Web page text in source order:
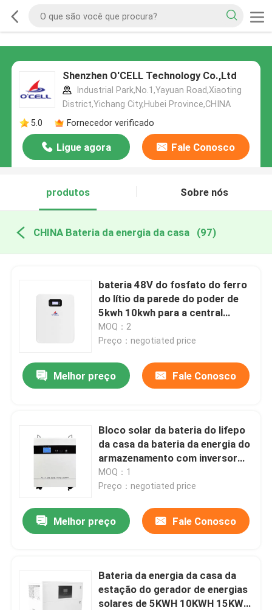
Shenzhen O'CELL Technology Co.,Ltd
Industrial Park,No.1,Yayuan Road,Xiaoting
District,Yichang City,Hubei Province,CHINA
5.0
Fornecedor verificado
Ligue agora Fale Conosco
produtos Sobre nós
CHINA Bateria da energia da casa (97)
bateria 48V do fosfato do ferro
do lítio da parede do poder de
5kwh 10kwh para a central
elétrica da casa
MOQ：2
Preço：negotiated price
Melhor preço Fale Conosco
Bloco solar da bateria do lifepo
da casa da bateria da energia do
armazenamento com inversor
incorporado e bateria
MOQ：1
Preço：negotiated price
Melhor preço Fale Conosco
Bateria da energia da casa da
estação do gerador de energias
solares de 5KWH 10KWH 15KWH